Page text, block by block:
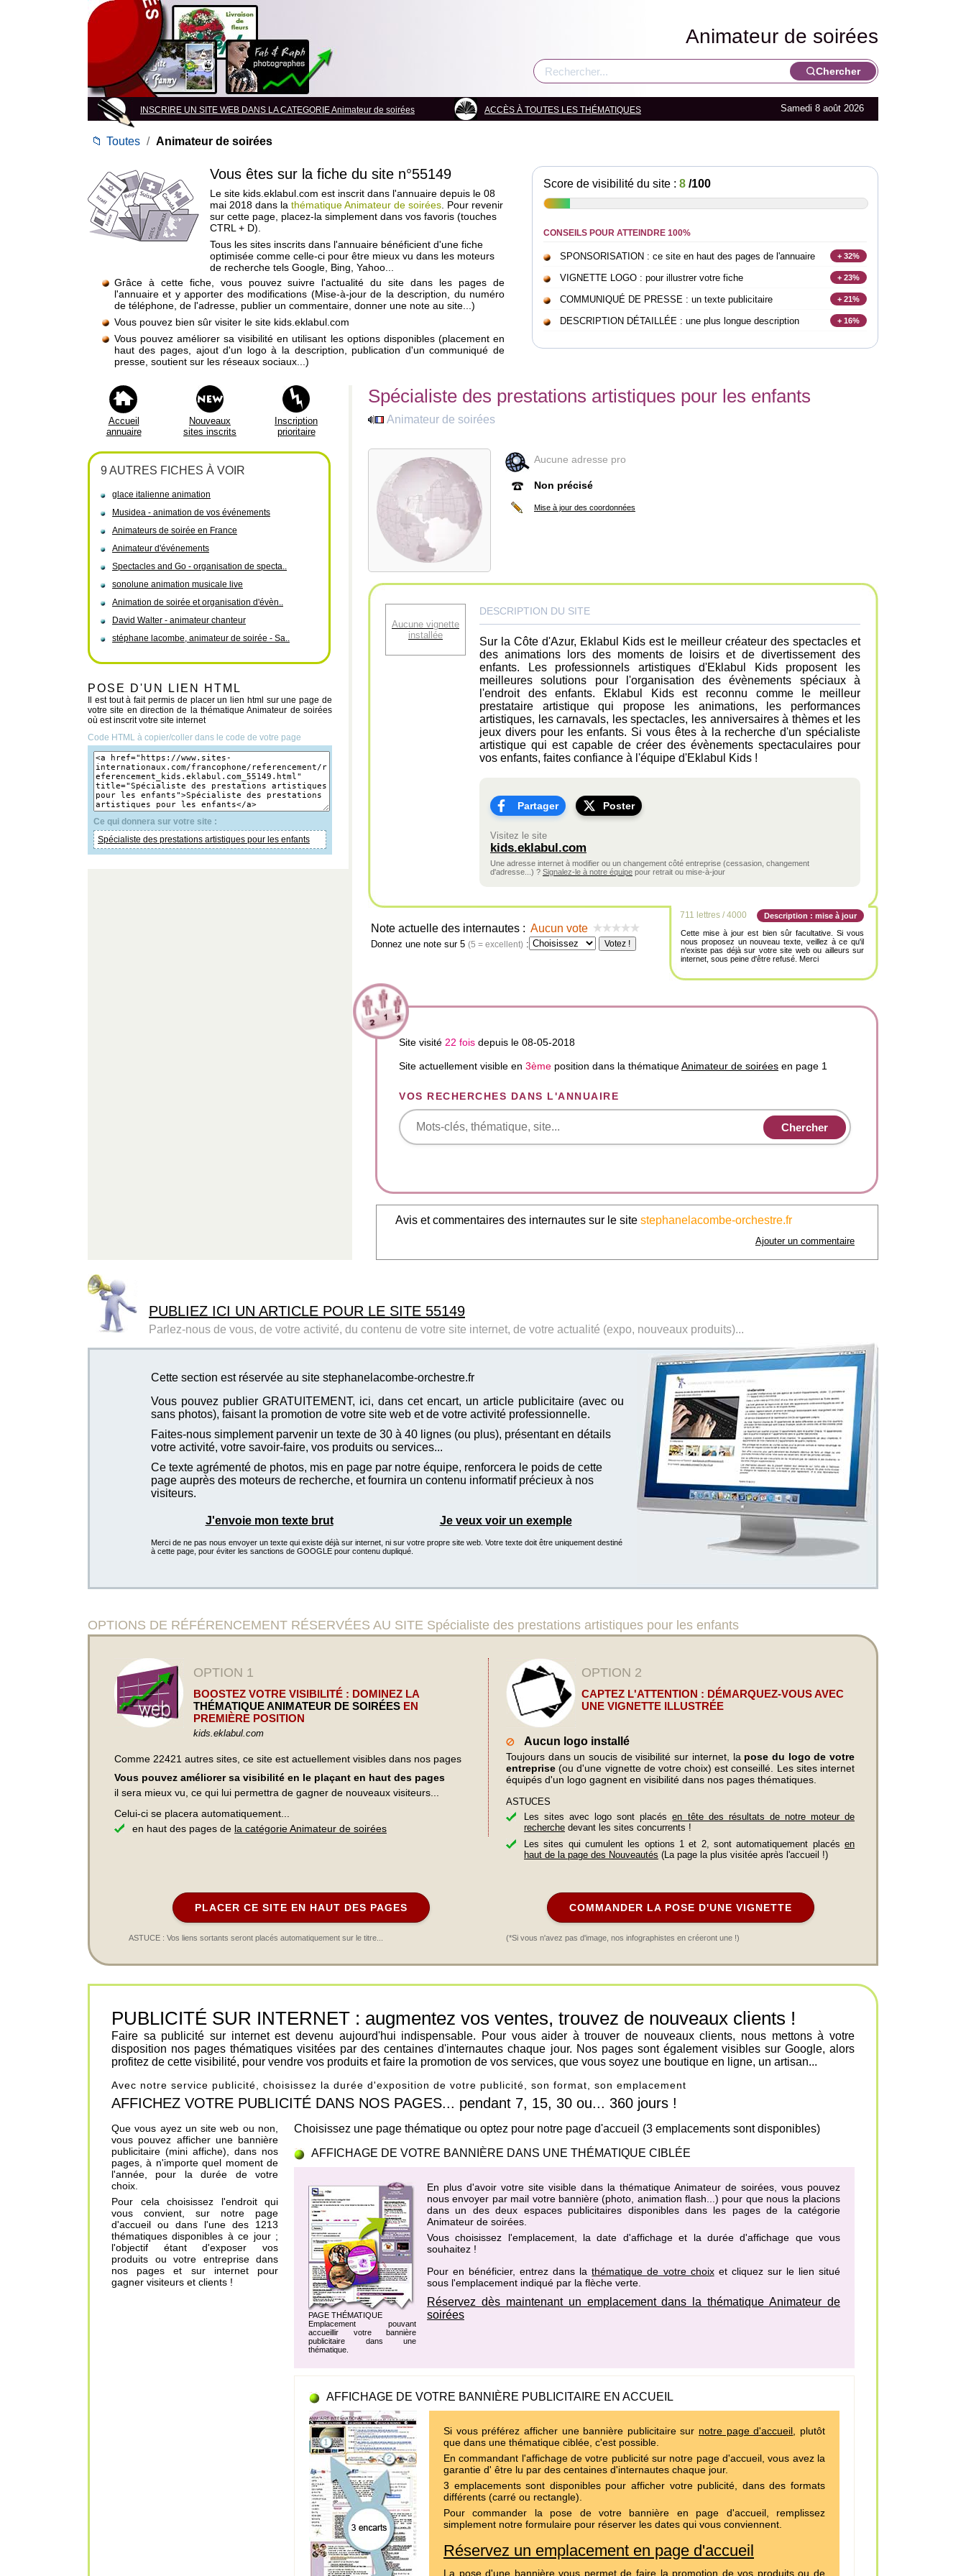
Animateur de soirées
Chercher
INSCRIRE UN SITE WEB DANS LA CATEGORIE Animateur de soirées ACCÈS À TOUTES LES THÉMATIQUES Samedi 8 août 2026
📁 Toutes / Animateur de soirées
Vous êtes sur la fiche du site n°55149
Le site kids.eklabul.com est inscrit dans l'annuaire depuis le 08
mai 2018 dans la thématique Animateur de soirées . Pour revenir
sur cette page, placez-la simplement dans vos favoris (touches
CTRL + D).
Tous les sites inscrits dans l'annuaire bénéficient d'une fiche
optimisée comme celle-ci pour être mieux vu dans les moteurs
de recherche tels Google, Bing, Yahoo...
Grâce à cette fiche, vous pouvez suivre l'actualité du site dans les pages de
l'annuaire et y apporter des modifications (Mise-à-jour de la description, du numéro
de téléphone, de l'adresse, publier un commentaire, donner une note au site...)
Vous pouvez bien sûr visiter le site kids.eklabul.com
Vous pouvez améliorer sa visibilité en utilisant les options disponibles (placement en
haut des pages, ajout d'un logo à la description, publication d'un communiqué de
presse, soutient sur les réseaux sociaux...)
Score de visibilité du site : 8 /100
CONSEILS POUR ATTEINDRE 100%
SPONSORISATION : ce site en haut des pages de l'annuaire + 32%
VIGNETTE LOGO : pour illustrer votre fiche + 23%
COMMUNIQUÉ DE PRESSE : un texte publicitaire + 21%
DESCRIPTION DÉTAILLÉE : une plus longue description + 16%
Accueil
annuaire
Nouveaux
sites inscrits
Inscription
prioritaire
9 AUTRES FICHES À VOIR
glace italienne animation
Musidea - animation de vos événements
Animateurs de soirée en France
Animateur d'événements
Spectacles and Go - organisation de specta..
sonolune animation musicale live
Animation de soirée et organisation d'évèn..
David Walter - animateur chanteur
stéphane lacombe, animateur de soirée - Sa..
POSE D'UN LIEN HTML
Il est tout à fait permis de placer un lien html sur une page de
votre site en direction de la thématique Animateur de soirées
où est inscrit votre site internet
Code HTML à copier/coller dans le code de votre page
Ce qui donnera sur votre site :
Spécialiste des prestations artistiques pour les enfants
Spécialiste des prestations artistiques pour les enfants
Animateur de soirées
Aucune adresse pro
Non précisé
Mise à jour des coordonnées
Aucune vignette
installée
DESCRIPTION DU SITE
Sur la Côte d'Azur, Eklabul Kids est le meilleur créateur des spectacles et
des animations lors des moments de loisirs et de divertissement des
enfants. Les professionnels artistiques d'Eklabul Kids proposent les
meilleures solutions pour l'organisation des évènements spéciaux à
l'endroit des enfants. Eklabul Kids est reconnu comme le meilleur
prestataire artistique qui propose les animations, les performances
artistiques, les carnavals, les spectacles, les anniversaires à thèmes et les
jeux divers pour les enfants. Si vous êtes à la recherche d'un spécialiste
artistique qui est capable de créer des évènements spectaculaires pour
vos enfants, faites confiance à l'équipe d'Eklabul Kids !
Partager Poster
Visitez le site
kids.eklabul.com
Une adresse internet à modifier ou un changement côté entreprise (cessasion, changement
d'adresse...) ? Signalez-le à notre équipe pour retrait ou mise-à-jour
Note actuelle des internautes : Aucun vote
Donnez une note sur 5 (5 = excellent) :
711 lettres / 4000
Description : mise à jour
Cette mise à jour est bien sûr facultative. Si vous
nous proposez un nouveau texte, veillez à ce qu'il
n'existe pas déjà sur votre site web ou ailleurs sur
internet, sous peine d'être refusé. Merci
Site visité 22 fois depuis le 08-05-2018
Site actuellement visible en 3ème position dans la thématiqueAnimateur de soirées en page 1
VOS RECHERCHES DANS L'ANNUAIRE
Avis et commentaires des internautes sur le site stephanelacombe-orchestre.fr
Ajouter un commentaire
PUBLIEZ ICI UN ARTICLE POUR LE SITE 55149
Parlez-nous de vous, de votre activité, du contenu de votre site internet, de votre actualité (expo, nouveaux produits)...
Cette section est réservée au site stephanelacombe-orchestre.fr
Vous pouvez publier GRATUITEMENT, ici, dans cet encart, un article publicitaire (avec ou
sans photos), faisant la promotion de votre site web et de votre activité professionnelle.
Faites-nous simplement parvenir un texte de 30 à 40 lignes (ou plus), présentant en détails
votre activité, votre savoir-faire, vos produits ou services...
Ce texte agrémenté de photos, mis en page par notre équipe, renforcera le poids de cette
page auprès des moteurs de recherche, et fournira un contenu informatif précieux à nos
visiteurs.
J'envoie mon texte brut Je veux voir un exemple
Merci de ne pas nous envoyer un texte qui existe déjà sur internet, ni sur votre propre site web. Votre texte doit être uniquement destiné
à cette page, pour éviter les sanctions de GOOGLE pour contenu dupliqué.
OPTIONS DE RÉFÉRENCEMENT RÉSERVÉES AU SITE Spécialiste des prestations artistiques pour les enfants
OPTION 1
BOOSTEZ VOTRE VISIBILITÉ : DOMINEZ LA
THÉMATIQUE ANIMATEUR DE SOIRÉES EN
PREMIÈRE POSITION
kids.eklabul.com
Comme 22421 autres sites, ce site est actuellement visibles dans nos pages
Vous pouvez améliorer sa visibilité en le plaçant en haut des pages
il sera mieux vu, ce qui lui permettra de gagner de nouveaux visiteurs...
Celui-ci se placera automatiquement...
en haut des pages de la catégorie Animateur de soirées
OPTION 2
CAPTEZ L'ATTENTION : DÉMARQUEZ-VOUS AVEC
UNE VIGNETTE ILLUSTRÉE
Aucun logo installé
Toujours dans un soucis de visibilité sur internet, la pose du logo de votre
entreprise (ou d'une vignette de votre choix) est conseillé. Les sites internet
équipés d'un logo gagnent en visibilité dans nos pages thématiques.
ASTUCES
Les sites avec logo sont placésen tête des résultats de notre moteur de
recherche devant les sites concurrents !
Les sites qui cumulent les options 1 et 2, sont automatiquement placés en
haut de la page des Nouveautés (La page la plus visitée après l'accueil !)
PLACER CE SITE EN HAUT DES PAGES
ASTUCE : Vos liens sortants seront placés automatiquement sur le titre...
COMMANDER LA POSE D'UNE VIGNETTE
(*Si vous n'avez pas d'image, nos infographistes en créeront une !)
PUBLICITÉ SUR INTERNET : augmentez vos ventes, trouvez de nouveaux clients !
Faire sa publicité sur internet est devenu aujourd'hui indispensable. Pour vous aider à trouver de nouveaux clients, nous mettons à votre
disposition nos pages thématiques visitées par des centaines d'internautes chaque jour. Nos pages sont également visibles sur Google, alors
profitez de cette visibilité, pour vendre vos produits et faire la promotion de vos services, que vous soyez une boutique en ligne, un artisan...
Avec notre service publicité, choisissez la durée d'exposition de votre publicité, son format, son emplacement
AFFICHEZ VOTRE PUBLICITÉ DANS NOS PAGES... pendant 7, 15, 30 ou... 360 jours !
Que vous ayez un site web ou non,
vous pouvez afficher une bannière
publicitaire (mini affiche), dans nos
pages, à n'importe quel moment de
l'année, pour la durée de votre
choix.
Pour cela choisissez l'endroit qui
vous convient, sur notre page
d'accueil ou dans l'une des 1213
thématiques disponibles à ce jour ;
l'objectif étant d'exposer vos
produits ou votre entreprise dans
nos pages et sur internet pour
gagner visiteurs et clients !
Choisissez une page thématique ou optez pour notre page d'accueil (3 emplacements sont disponibles)
AFFICHAGE DE VOTRE BANNIÈRE DANS UNE THÉMATIQUE CIBLÉE
PAGE THÉMATIQUE
Emplacement pouvant
accueillir votre bannière
publicitaire dans une
thématique.
En plus d'avoir votre site visible dans la thématique Animateur de soirées, vous pouvez
nous envoyer par mail votre bannière (photo, animation flash...) pour que nous la placions
dans un desdeux espaces publicitaires disponibles dans les pages de la catégorie
Animateur de soirées
Vous choisissez l'emplacement, la date d'affichage et la durée d'affichage que vous
souhaitez !
Pour en bénéficier, entrez dans lathématique de votre choixet cliquez sur le lien situé
sous l'emplacement indiqué par la flèche verte.
Réservez dès maintenant un emplacement dans la thématique Animateur de
soirées
AFFICHAGE DE VOTRE BANNIÈRE PUBLICITAIRE EN ACCUEIL
Si vous préférez afficher une bannière publicitaire sur notre page d'accueil , plutôt
que dans une thématique ciblée, c'est possible.
En commandant l'affichage de votre publicité sur notre page d'accueil, vous avez la
garantie d' être lu par des centaines d'internautes chaque jour.
3 emplacements sont disponibles pour afficher votre publicité, dans des formats
différents (carré ou rectangle).
Pour commander la pose de votre bannière en page d'accueil, remplissez
simplement notre formulaire pour réserver les dates qui vous conviennent.
Réservez un emplacement en page d'accueil
La pose d'une bannière vous permet de faire la promotion de vos produits ou de